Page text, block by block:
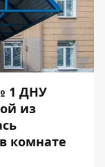
1 ДНУ
из
комнате